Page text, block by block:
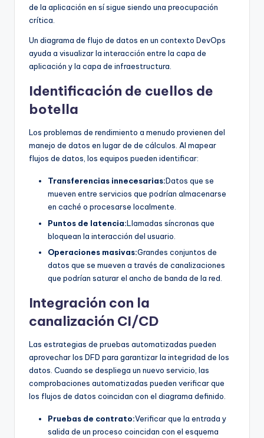
de la aplicación en sí sigue siendo una preocupación
crítica.
Un diagrama de flujo de datos en un contexto DevOps
ayuda a visualizar la interacción entre la capa de
aplicación y la capa de infraestructura.
Identificación de cuellos de
botella
Los problemas de rendimiento a menudo provienen del
manejo de datos en lugar de de cálculos. Al mapear
flujos de datos, los equipos pueden identificar:
Transferencias innecesarias:Datos que se
mueven entre servicios que podrían almacenarse
en caché o procesarse localmente.
Puntos de latencia:Llamadas síncronas que
bloquean la interacción del usuario.
Operaciones masivas:Grandes conjuntos de
datos que se mueven a través de canalizaciones
que podrían saturar el ancho de banda de la red.
Integración con la
canalización CI/CD
Las estrategias de pruebas automatizadas pueden
aprovechar los DFD para garantizar la integridad de los
datos. Cuando se despliega un nuevo servicio, las
comprobaciones automatizadas pueden verificar que
los flujos de datos coincidan con el diagrama definido.
Pruebas de contrato:Verificar que la entrada y
salida de un proceso coincidan con el esquema